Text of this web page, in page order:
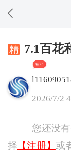
7.1百花
精 + 3
2026/7/2
您还没
择 【注册】 或